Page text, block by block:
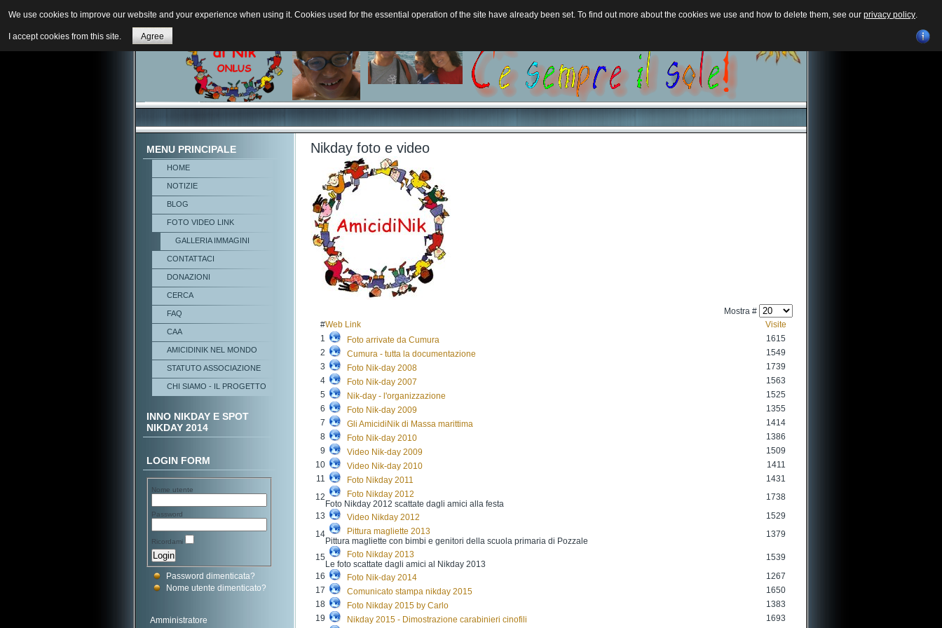
MENU PRINCIPALE
HOME
NOTIZIE
BLOG
FOTO VIDEO LINK
GALLERIA IMMAGINI
CONTATTACI
DONAZIONI
CERCA
FAQ
CAA
AMICIDINIK NEL MONDO
STATUTO ASSOCIAZIONE
CHI SIAMO - IL PROGETTO
INNO NIKDAY E SPOT
NIKDAY 2014
LOGIN FORM
Nome utente
Password
Ricordami
Password dimenticata?
Nome utente dimenticato?
Amministratore
Nikday foto e video
Mostra #
#Web Link
Visite
1
Foto arrivate da Cumura
1615
2
Cumura - tutta la documentazione
1549
3
Foto Nik-day 2008
1739
4
Foto Nik-day 2007
1563
5
Nik-day - l'organizzazione
1525
6
Foto Nik-day 2009
1355
7
Gli AmicidiNik di Massa marittima
1414
8
Foto Nik-day 2010
1386
9
Video Nik-day 2009
1509
10
Video Nik-day 2010
1411
11
Foto Nikday 2011
1431
12
Foto Nikday 2012
Foto Nikday 2012 scattate dagli amici alla festa
1738
13
Video Nikday 2012
1529
14
Pittura magliette 2013
Pittura magliette con bimbi e genitori della scuola primaria di Pozzale
1379
15
Foto Nikday 2013
Le foto scattate dagli amici al Nikday 2013
1539
16
Foto Nik-day 2014
1267
17
Comunicato stampa nikday 2015
1650
18
Foto Nikday 2015 by Carlo
1383
19
Nikday 2015 - Dimostrazione carabinieri cinofili 1693
We use cookies to improve our website and your experience when using it. Cookies used for the essential operation of the site have already been set. To find out more about the cookies we use and how to delete them, see our privacy policy.
I accept cookies from this site. Agree